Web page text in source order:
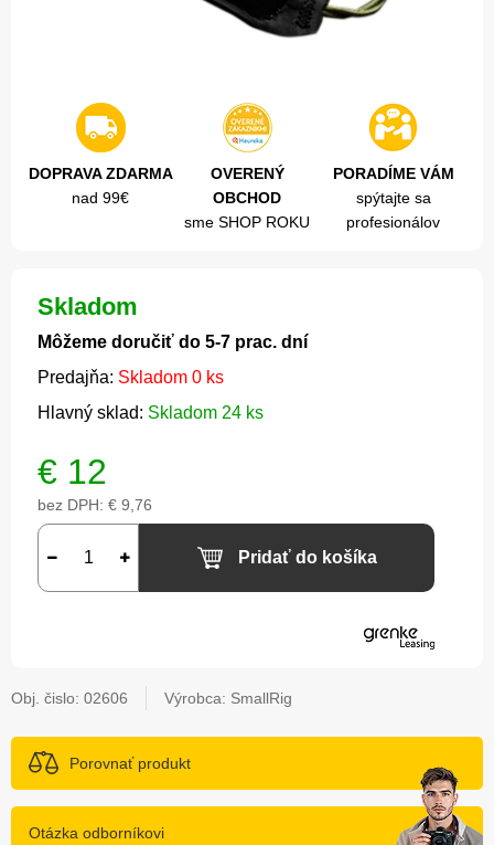
DOPRAVA ZDARMA
nad 99€
OVERENÝ
OBCHOD
sme SHOP ROKU
PORADÍME VÁM
spýtajte sa
profesionálov
Skladom
Môžeme doručiť do 5-7 prac. dní
Predajňa: Skladom 0 ks
Hlavný sklad: Skladom 24 ks
€ 12
bez DPH: € 9,76
Pridať do košíka
Obj. čislo: 02606 Výrobca: SmallRig
Porovnať produkt
Otázka odborníkovi